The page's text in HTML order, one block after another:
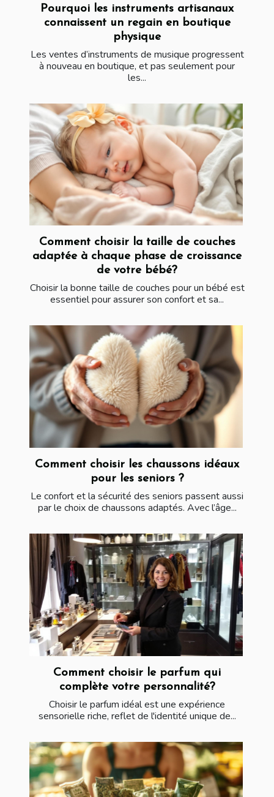
Pourquoi les instruments artisanaux
connaissent un regain en boutique
physique
Les ventes d’instruments de musique progressent
à nouveau en boutique, et pas seulement pour
les...
Comment choisir la taille de couches
adaptée à chaque phase de croissance
de votre bébé?
Choisir la bonne taille de couches pour un bébé est
essentiel pour assurer son confort et sa...
Comment choisir les chaussons idéaux
pour les seniors ?
Le confort et la sécurité des seniors passent aussi
par le choix de chaussons adaptés. Avec l’âge...
Comment choisir le parfum qui
complète votre personnalité?
Choisir le parfum idéal est une expérience
sensorielle riche, reflet de l'identité unique de...